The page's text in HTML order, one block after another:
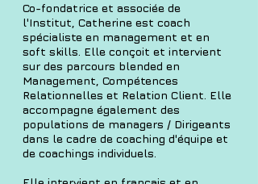
Co-fondatrice et associée de
l'Institut, Catherine est coach
spécialiste en management et en
soft skills. Elle conçoit et intervient
sur des parcours blended en
Management, Compétences
Relationnelles et Relation Client. Elle
accompagne également des
populations de managers / Dirigeants
dans le cadre de coaching d'équipe et
de coachings individuels.